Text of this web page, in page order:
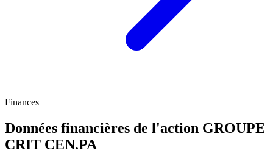
Finances
Données financières de l'action GROUPE
CRIT CEN.PA